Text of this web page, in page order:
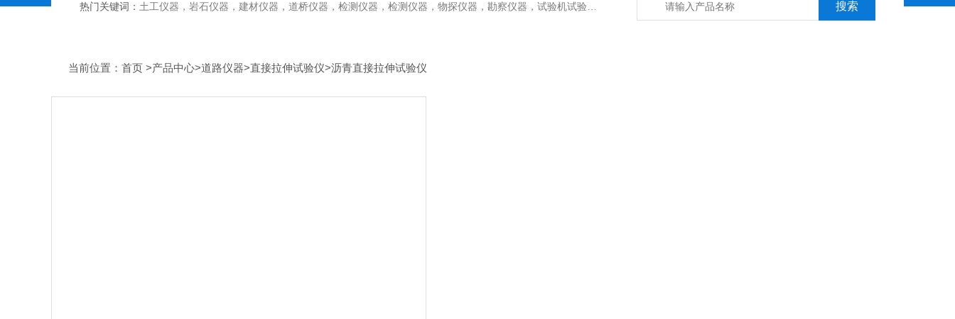
热门关键词： 土工仪器，岩石仪器，建材仪器，道桥仪器，检测仪器，检测仪器，物探仪器，勘察仪器，试验机试验箱，整体方案
当前位置： 首页 >产品中心>道路仪器>直接拉伸试验仪>沥青直接拉伸试验仪